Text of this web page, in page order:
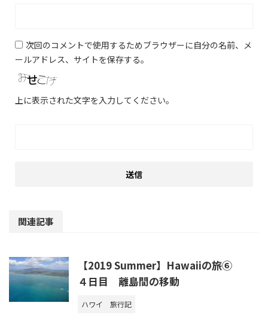
次回のコメントで使用するためブラウザーに自分の名前、メ
ールアドレス、サイトを保存する。
上に表示された文字を入力してください。
関連記事
【2019 Summer】Hawaiiの旅⑥
４日目 離島間の移動
ハワイ 旅行記